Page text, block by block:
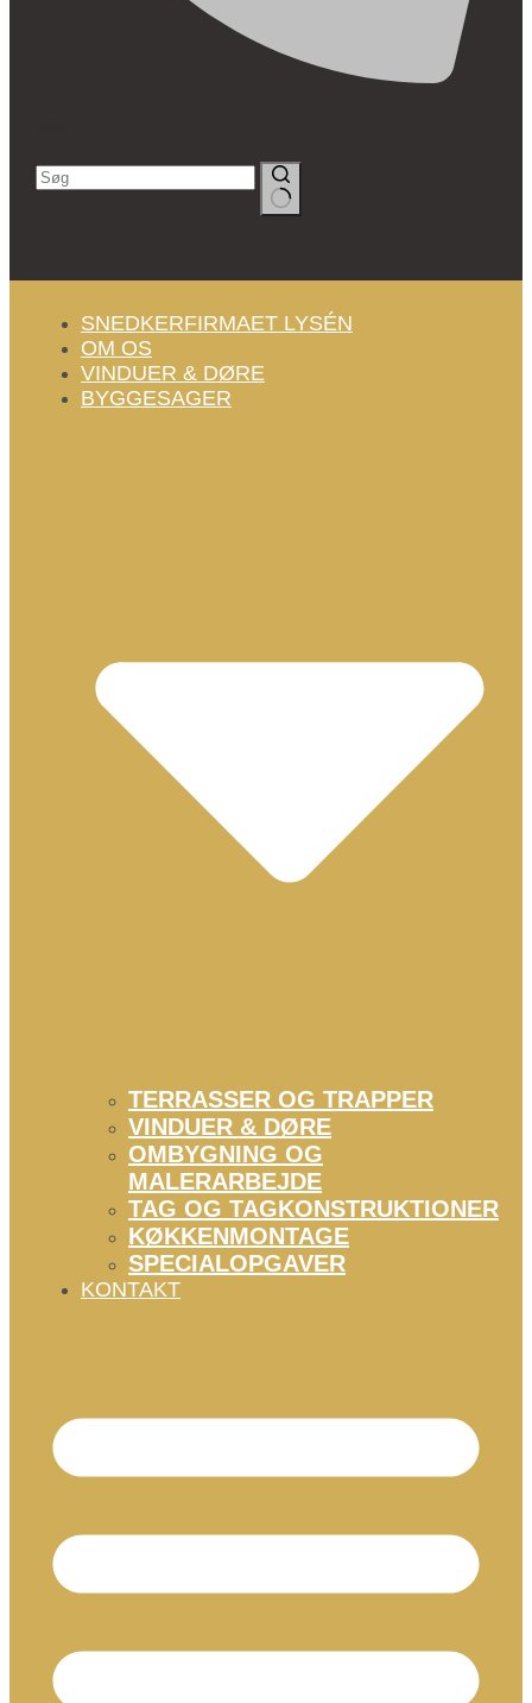
SNEDKERFIRMAET LYSÉN
OM OS
VINDUER & DØRE
BYGGESAGER
TERRASSER OG TRAPPER
VINDUER & DØRE
OMBYGNING OG
MALERARBEJDE
TAG OG TAGKONSTRUKTIONER
KØKKENMONTAGE
SPECIALOPGAVER
KONTAKT